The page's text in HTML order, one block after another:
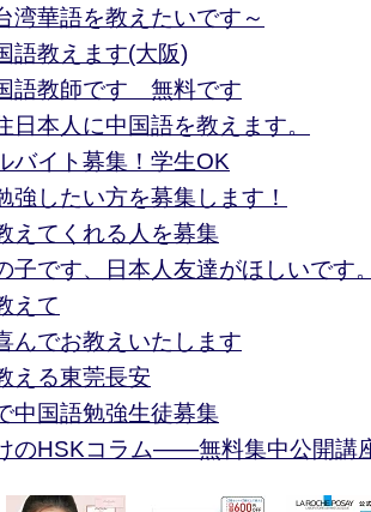
湾華語を教えたいです～
語教えます(大阪)
語教師です 無料です
日本人に中国語を教えます。
バイト募集！学生OK
強したい方を募集します！
えてくれる人を募集
子です、日本人友達がほしいです
えて
んでお教えいたします
える東莞長安
中国語勉強生徒募集
のHSKコラム――無料集中公開講